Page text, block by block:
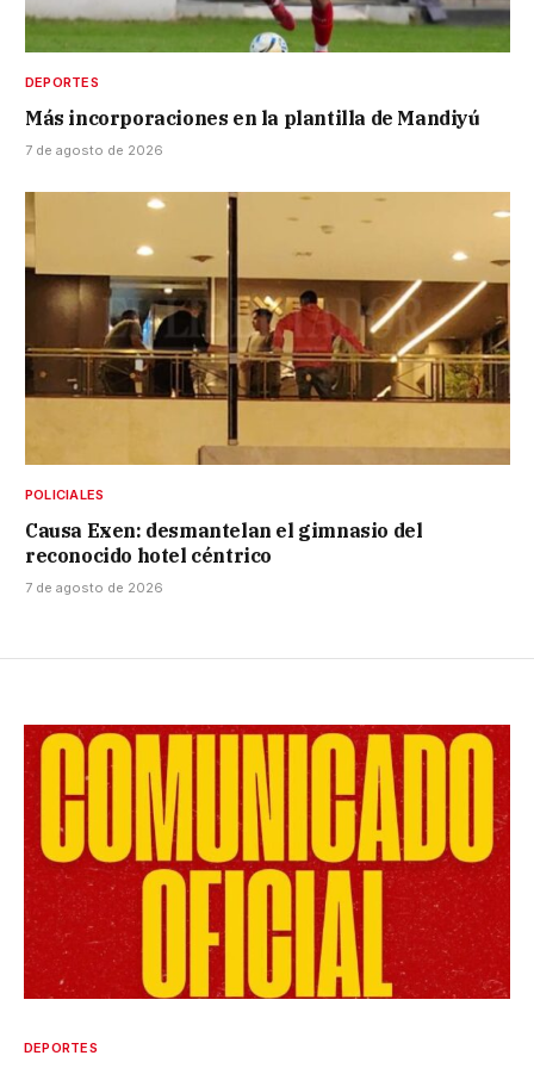
DEPORTES
Más incorporaciones en la plantilla de Mandiyú
7 de agosto de 2026
POLICIALES
Causa Exen: desmantelan el gimnasio del
reconocido hotel céntrico
7 de agosto de 2026
DEPORTES